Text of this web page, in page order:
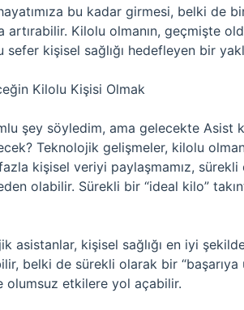
bu kadar girmesi, belki de
artırabilir. Kilolu olmanın, geçmişte
sefer kişisel sağlığı hedefleyen bir
Kilolu Kişisi Olmak
şey söyledim, ama gelecekte Asist
Teknolojik gelişmeler, kilolu
kişisel veriyi paylaşmamız,
olabilir. Sürekli bir “ideal kilo”
asistanlar, kişisel sağlığı en iyi
belki de sürekli olarak bir “başarıya
olumsuz etkilere yol açabilir.